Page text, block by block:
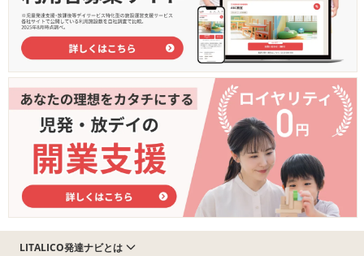
LITALICO発達ナビとは